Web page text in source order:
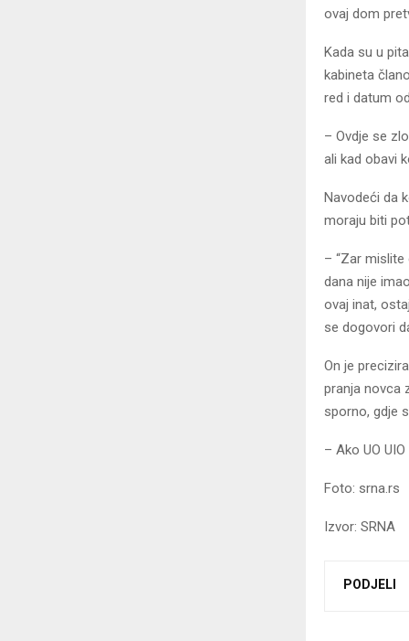
ovaj dom
Kada su u
kabineta
red i datum
– Ovdje se
ali kad obavi
Navodeći da
moraju biti
– “Zar
dana nije
ovaj inat,
se dogovori
On je
pranja novca
sporno, gdje
– Ako UO
Foto: srna.rs
Izvor: SRNA
PODJELI